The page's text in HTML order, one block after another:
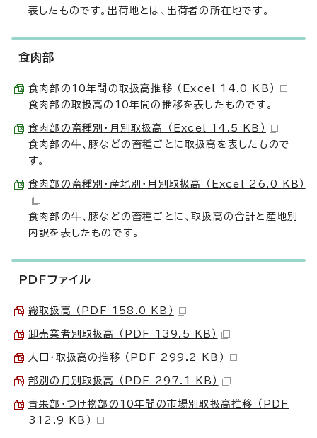
表したものです。出荷地とは、出荷者の所在地です。
食肉部
食肉部の10年間の取扱高推移 （Excel 14.0 KB）
食肉部の取扱高の10年間の推移を表したものです。
食肉部の畜種別・月別取扱高 （Excel 14.5 KB）
食肉部の牛、豚などの畜種ごとに取扱高を表したもので
す。
食肉部の畜種別・産地別・月別取扱高 （Excel 26.0 KB）
食肉部の牛、豚などの畜種ごとに、取扱高の合計と産地別
内訳を表したものです。
PDFファイル
総取扱高 （PDF 158.0 KB）
卸売業者別取扱高 （PDF 139.5 KB）
人口・取扱高の推移 （PDF 299.2 KB）
部別の月別取扱高 （PDF 297.1 KB）
青果部・つけ物部の10年間の市場別取扱高推移 （PDF
312.9 KB）